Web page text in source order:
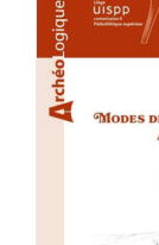
Achat en ligne
Panier